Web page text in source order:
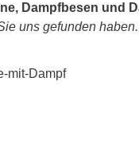
Dampfbesen und
uns gefunden